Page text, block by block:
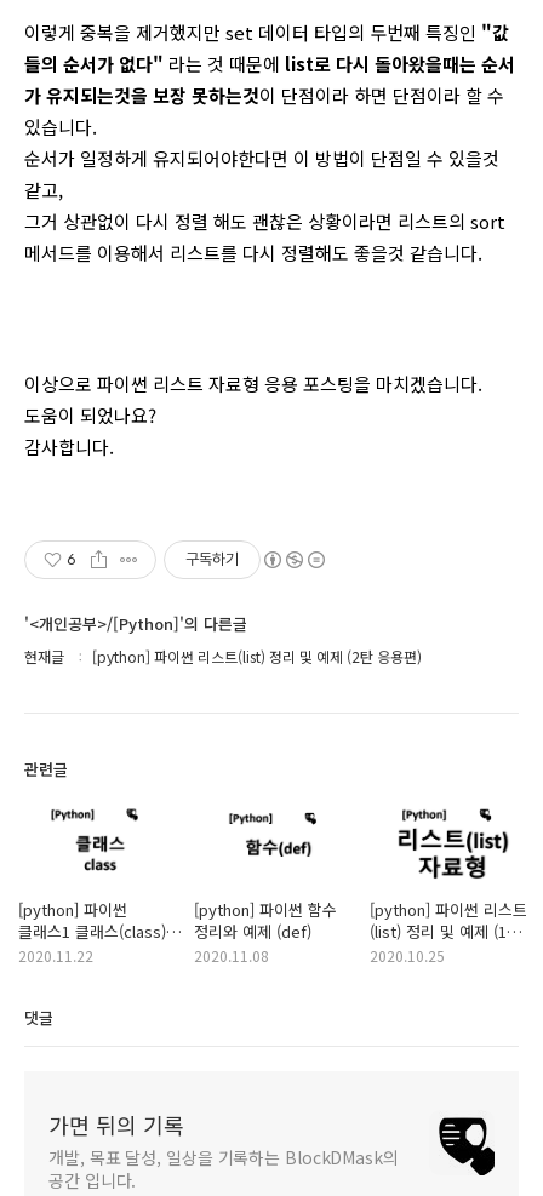
이렇게 중복을 제거했지만 set 데이터 타입의 두번째 특징인 "값
들의 순서가 없다" 라는 것 때문에 list로 다시 돌아왔을때는 순서
가 유지되는것을 보장 못하는것이 단점이라 하면 단점이라 할 수
있습니다.
순서가 일정하게 유지되어야한다면 이 방법이 단점일 수 있을것
같고,
그거 상관없이 다시 정렬 해도 괜찮은 상황이라면 리스트의 sort
메서드를 이용해서 리스트를 다시 정렬해도 좋을것 같습니다.
이상으로 파이썬 리스트 자료형 응용 포스팅을 마치겠습니다.
도움이 되었나요?
감사합니다.
6 구독하기
'<개인공부>/[Python]'의 다른글
현재글 [python] 파이썬 리스트(list) 정리 및 예제 (2탄 응용편)
관련글
[python] 파이썬
클래스1 클래스(class),
객체(object), 생성자,
2020.11.22
[python] 파이썬 함수
정리와 예제 (def)
2020.11.08
[python] 파이썬 리스트
(list) 정리 및 예제 (1탄
기본편)
2020.10.25
댓글
가면 뒤의 기록
개발, 목표 달성, 일상을 기록하는 BlockDMask의
공간 입니다.